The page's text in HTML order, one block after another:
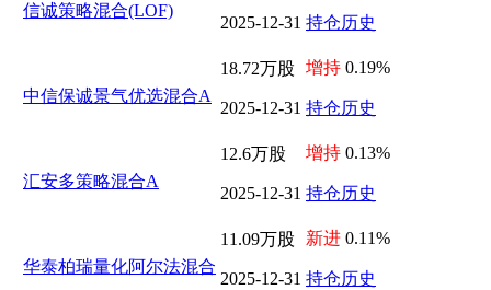
信诚策略混合(LOF)
2025-12-31 持仓历史
中信保诚景气优选混合A
18.72万股
2025-12-31
增持 0.19%
持仓历史
汇安多策略混合A
12.6万股
2025-12-31
增持 0.13%
持仓历史
华泰柏瑞量化阿尔法混合
11.09万股
2025-12-31
新进 0.11%
持仓历史